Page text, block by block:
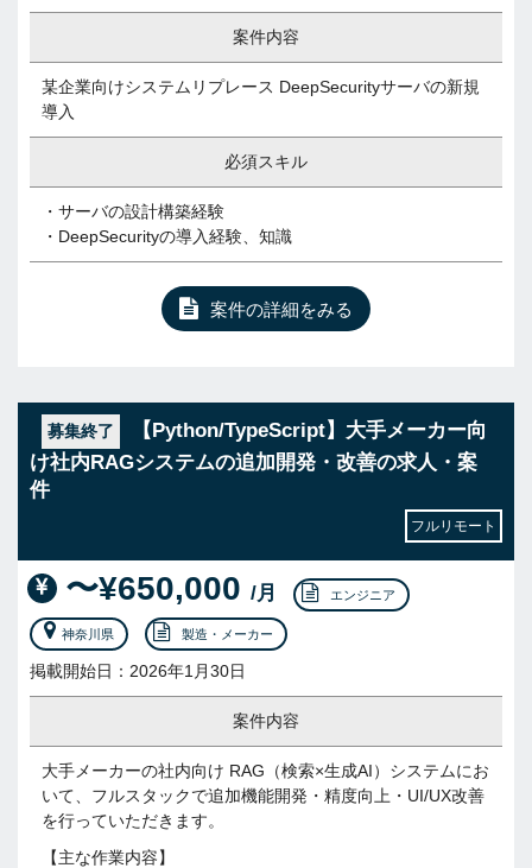
案件内容
某企業向けシステムリプレース DeepSecurityサーバの新規
導入
必須スキル
・サーバの設計構築経験
・DeepSecurityの導入経験、知識
案件の詳細をみる
募集終了
【Python/TypeScript】大手メーカー向
け社内RAGシステムの追加開発・改善の求人・案
件
フルリモート
〜¥650,000 /月 エンジニア
神奈川県 製造・メーカー
掲載開始日：2026年1月30日
案件内容
大手メーカーの社内向け RAG（検索×生成AI）システムにお
いて、フルスタックで追加機能開発・精度向上・UI/UX改善
を行っていただきます。
【主な作業内容】